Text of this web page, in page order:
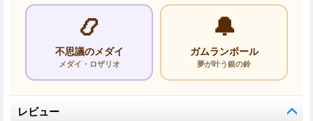
📿
不思議のメダイ
メダイ・ロザリオ
🔔
ガムランボール
夢が叶う銀の鈴
レビュー